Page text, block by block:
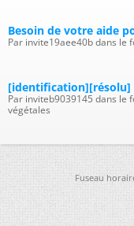
Besoin de votre aide
Par invite19aee40b dans le
[identification][résolu]
Par inviteb9039145 dans le
végétales
Fuseau